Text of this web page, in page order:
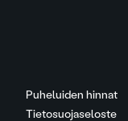
Puheluiden hinnat
Tietosuojaseloste